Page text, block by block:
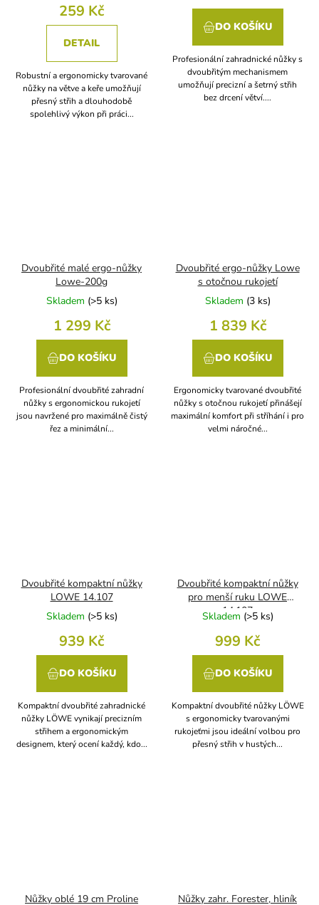
259 Kč
DETAIL
Robustní a ergonomicky tvarované
nůžky na větve a keře umožňují
přesný střih a dlouhodobě
spolehlivý výkon při práci...
DO KOŠÍKU
Profesionální zahradnické nůžky s
dvoubřitým mechanismem
umožňují precizní a šetrný střih
bez drcení větví....
Dvoubřité malé ergo-nůžky
Lowe-200g
Skladem (>5 ks)
1 299 Kč
DO KOŠÍKU
Profesionální dvoubřité zahradní
nůžky s ergonomickou rukojetí
jsou navržené pro maximálně čistý
řez a minimální...
Dvoubřité ergo-nůžky Lowe
s otočnou rukojetí
Skladem (3 ks)
1 839 Kč
DO KOŠÍKU
Ergonomicky tvarované dvoubřité
nůžky s otočnou rukojetí přinášejí
maximální komfort při stříhání i pro
velmi náročné...
Dvoubřité kompaktní nůžky
LOWE 14.107
Skladem (>5 ks)
939 Kč
DO KOŠÍKU
Kompaktní dvoubřité zahradnické
nůžky LÖWE vynikají precizním
střihem a ergonomickým
designem, který ocení každý, kdo...
Dvoubřité kompaktní nůžky
pro menší ruku LOWE
14.107
Skladem (>5 ks)
999 Kč
DO KOŠÍKU
Kompaktní dvoubřité nůžky LÖWE
s ergonomicky tvarovanými
rukojeťmi jsou ideální volbou pro
přesný střih v hustých...
Nůžky oblé 19 cm Proline Nůžky zahr. Forester, hliník